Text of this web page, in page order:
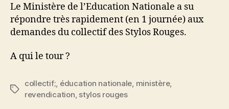
Le Ministère de l’Education Nationale a su
répondre très rapidement (en 1 journée) aux
demandes du collectif des Stylos Rouges.
A qui le tour ?
Étiquettes
collectif;, éducation nationale, ministère,
revendication, stylos rouges